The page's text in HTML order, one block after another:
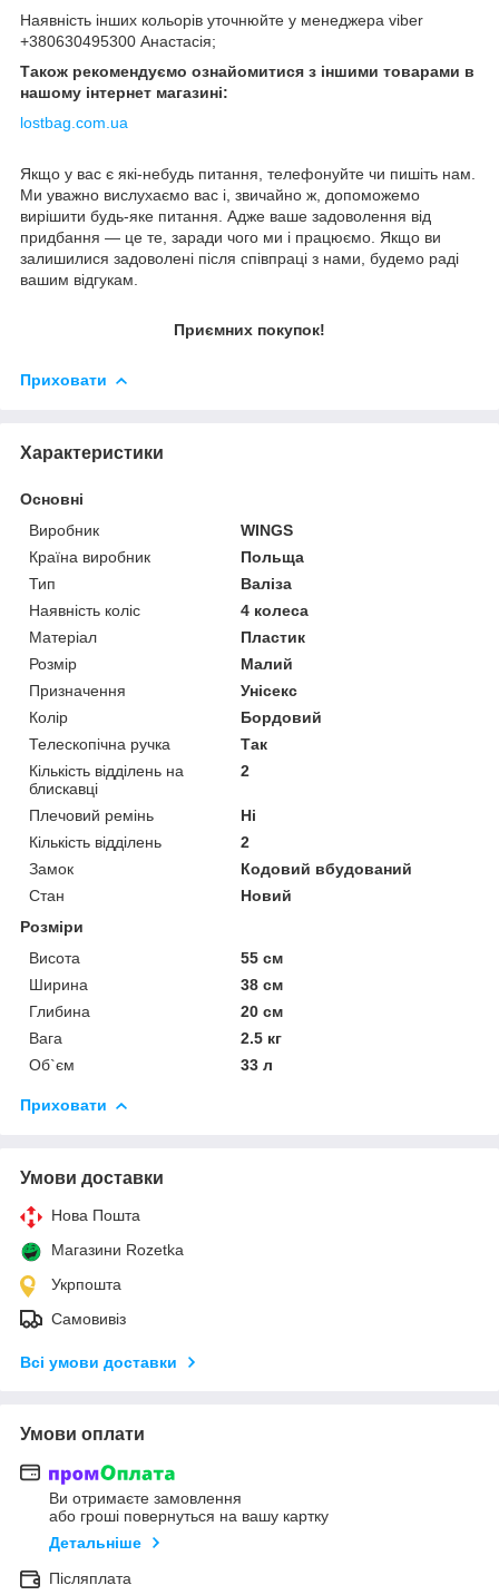
Наявність інших кольорів уточнюйте у менеджера viber
+380630495300 Анастасія;
Також рекомендуємо ознайомитися з іншими товарами в
нашому інтернет магазині:
lostbag.com.ua
Якщо у вас є які-небудь питання, телефонуйте чи пишіть нам.
Ми уважно вислухаємо вас і, звичайно ж, допоможемо
вирішити будь-яке питання. Адже ваше задоволення від
придбання — це те, заради чого ми і працюємо. Якщо ви
залишилися задоволені після співпраці з нами, будемо раді
вашим відгукам.
Приємних покупок!
Приховати
Характеристики
Основні
Виробник
WINGS
Країна виробник
Польща
Тип
Валіза
Наявність коліс
4 колеса
Матеріал
Пластик
Розмір
Малий
Призначення
Унісекс
Колір
Бордовий
Телескопічна ручка
Так
Кількість відділень на
блискавці
2
Плечовий ремінь
Ні
Кількість відділень
2
Замок
Кодовий вбудований
Стан
Новий
Розміри
Висота
55 см
Ширина
38 см
Глибина
20 см
Вага
2.5 кг
Об`єм
33 л
Приховати
Умови доставки
Нова Пошта
Магазини Rozetka
Укрпошта
Самовивіз
Всі умови доставки
Умови оплати
Ви отримаєте замовлення
або гроші повернуться на вашу картку
Детальніше
Післяплата